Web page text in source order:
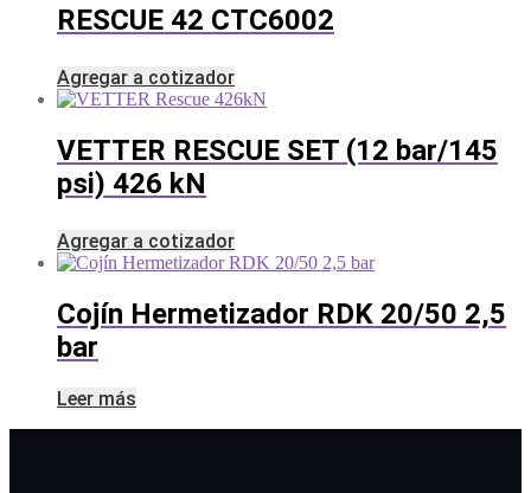
RESCUE 42 CTC6002
Agregar a cotizador
VETTER RESCUE SET (12 bar/145
psi) 426 kN
Agregar a cotizador
Cojín Hermetizador RDK 20/50 2,5
bar
Leer más